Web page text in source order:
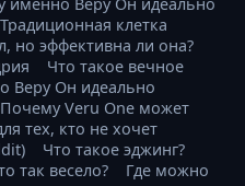
Традиционная клетка
но эффективна ли она?
Что такое вечное
Веру Он идеально
Почему Veru One может
тех, кто не хочет
Что такое эджинг?
так весело?
Где можно